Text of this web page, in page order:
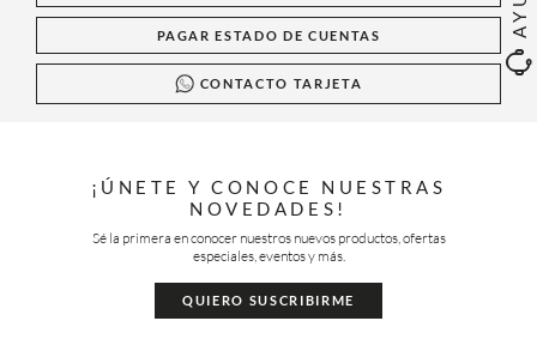
PAGAR ESTADO DE CUENTAS
CONTACTO TARJETA
¡ÚNETE Y CONOCE NUESTRAS
NOVEDADES!
Sé la primera en conocer nuestros nuevos productos, ofertas
especiales, eventos y más.
QUIERO SUSCRIBIRME